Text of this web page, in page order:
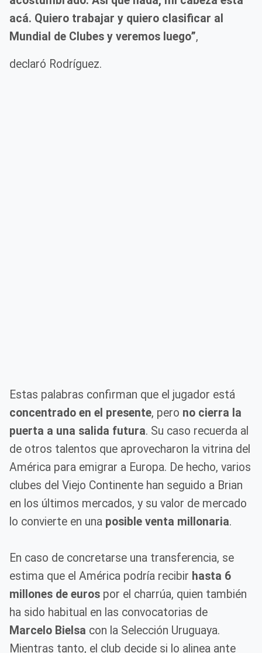
acá. Quiero trabajar y quiero clasificar al
Mundial de Clubes y veremos luego”,
declaró Rodríguez.
Estas palabras confirman que el jugador está
concentrado en el presente, pero no cierra la
puerta a una salida futura. Su caso recuerda al
de otros talentos que aprovecharon la vitrina del
América para emigrar a Europa. De hecho, varios
clubes del Viejo Continente han seguido a Brian
en los últimos mercados, y su valor de mercado
lo convierte en una posible venta millonaria.
En caso de concretarse una transferencia, se
estima que el América podría recibir hasta 6
millones de euros por el charrúa, quien también
ha sido habitual en las convocatorias de
Marcelo Bielsa con la Selección Uruguaya.
Mientras tanto, el club decide si lo alinea ante